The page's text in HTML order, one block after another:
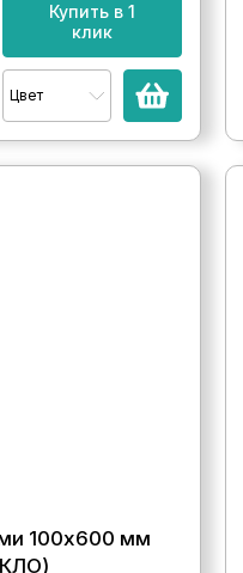
Купить в 1
клик
Цвет
100x600 мм